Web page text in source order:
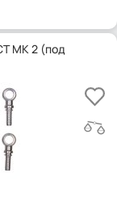
MK 2 (под